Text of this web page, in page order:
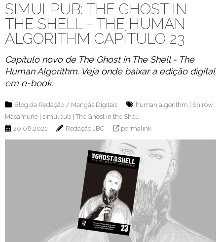
SIMULPUB: THE GHOST IN
THE SHELL - THE HUMAN
ALGORITHM CAPÍTULO 23
Capítulo novo de The Ghost in The Shell - The
Human Algorithm. Veja onde baixar a edição digital
em e-book.
Blog da Redação / Mangás Digitais human algorithm
Shirow
Masamune
simulpub The Ghost in the Shell
20.08.2021
Redação JBC permalink